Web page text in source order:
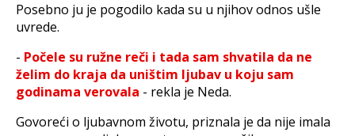
Posebno ju je pogodilo kada su u njihov odnos ušle
uvrede.
- Počele su ružne reči i tada sam shvatila da ne
želim do kraja da uništim ljubav u koju sam
godinama verovala - rekla je Neda.
Govoreći o ljubavnom životu, priznala je da nije imala